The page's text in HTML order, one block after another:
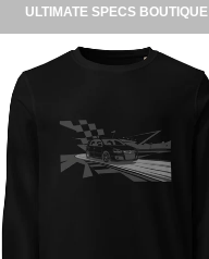
ULTIMATE SPECS BOUTIQUE